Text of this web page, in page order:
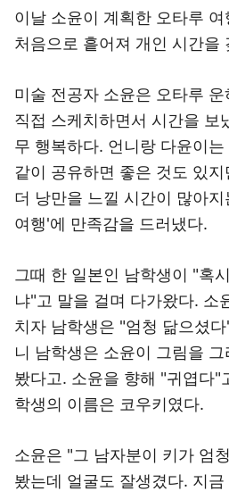
이날 소윤이 계획한 오타루
처음으로 흩어져 개인 시간을
미술 전공자 소윤은 오타루
직접 스케치하면서 시간을 보
무 행복하다. 언니랑 다윤이
같이 공유하면 좋은 것도 있
더 낭만을 느낄 시간이 많아
여행'에 만족감을 드러냈다.
그때 한 일본인 남학생이 "혹
냐"고 말을 걸며 다가왔다. 소
치자 남학생은 "엄청 닮으셨
니 남학생은 소윤이 그림을
봤다고. 소윤을 향해 "귀엽다"
학생의 이름은 코우키였다.
소윤은 "그 남자분이 키가 엄
봤는데 얼굴도 잘생겼다. 지